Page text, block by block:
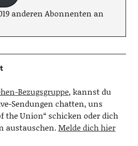
anderen Abonnenten an
Bezugsgruppe, kannst du
Sendungen chatten, uns
the Union“ schicken oder dich
austauschen.Melde dich hier